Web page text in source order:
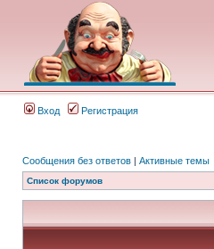
Вход Регистрация
Сообщения без ответов | Активные темы
Список форумов